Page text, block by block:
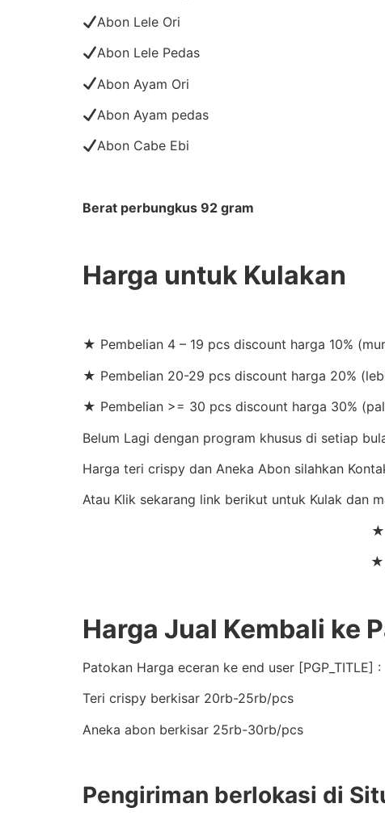
Abon Lele Ori
Abon Lele Pedas
Abon Ayam Ori
Abon Ayam pedas
Abon Cabe Ebi
Berat perbungkus 92 gram
Harga untuk Kulakan
★ Pembelian 4 – 19 pcs discount harga 10%
★ Pembelian 20-29 pcs discount harga 20%
★ Pembelian >= 30 pcs discount harga 30%
Belum Lagi dengan program khusus di setiap
Harga teri crispy dan Aneka Abon silahkan
Atau Klik sekarang link berikut untuk Kulak dan
★
★
Harga Jual Kembali ke
Patokan Harga eceran ke end user [PGP_TITLE] :
Teri crispy berkisar 20rb-25rb/pcs
Aneka abon berkisar 25rb-30rb/pcs
Pengiriman berlokasi di